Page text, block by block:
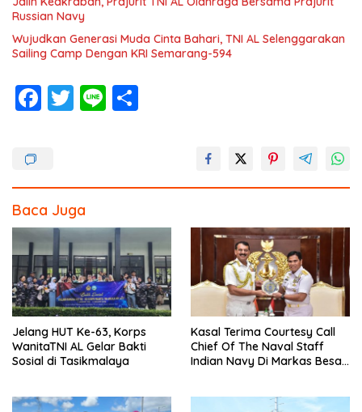
Russian Navy
Wujudkan Generasi Muda Cinta Bahari, TNI AL Selenggarakan
Sailing Camp Dengan KRI Semarang-594
F
ac
o
o
k
T
w
Li
n
Baca Juga
Jelang HUT Ke-63, Korps
WanitaTNI AL Gelar Bakti
Sosial di Tasikmalaya
Kasal Terima Courtesy Call
Chief Of The Naval Staff
Indian Navy Di Markas Besar